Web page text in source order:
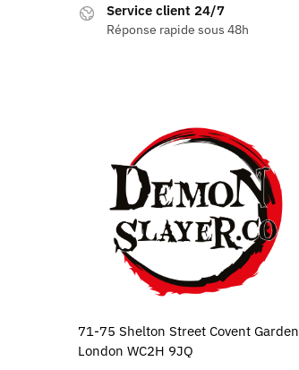
Service client 24/7
Réponse rapide sous 48h
71-75 Shelton Street Covent Garden
London WC2H 9JQ